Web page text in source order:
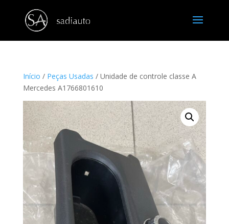
Início / Peças Usadas / Unidade de controle classe A
Mercedes A1766801610